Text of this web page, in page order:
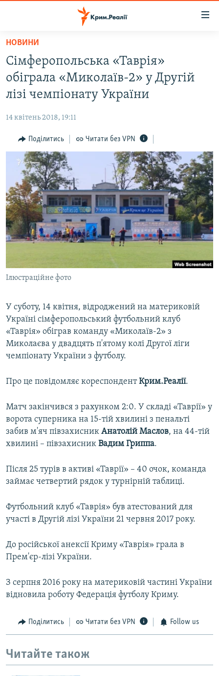
Перейти
основного
матеріалу
Перейти
до
основної
Перейти
до
пошуку
НОВИНИ
ВОДА.КРИМ
ВІДЕО ТА ФОТО
БЛОГИ
ПОГЛЯД
ІНТЕРВ'Ю
ВСЕ ЗА ДЕНЬ
СПЕЦПРОЕКТИ
ДЕПОРТАЦІЯ
ВІДЕОУРОКИ «ELIFBE»
ІНФОГРАФІКА
ЯК ОБІЙТИ БЛОКУВАННЯ
Русский
ДОЛУЧАЙСЯ!
Усі сайти RFE/RL
НОВИНИ
Сімферопольська «Таврія»
обіграла «Миколаїв-2» у Другій
лізі чемпіонату України
14 квітень 2018, 19:11
Поділитись Читати без VPN
Ілюстраційне фото
У суботу, 14 квітня, відроджений на материковій
Україні сімферопольський футбольний клуб
«Таврія» обіграв команду «Миколаїв-2» з
Миколаєва у двадцять п'ятому колі Другої ліги
чемпіонату України з футболу.
Про це повідомляє кореспондентКрим.Реалії.
Матч закінчився з рахунком 2:0. У складі «Таврії» у
ворота суперника на 15-тій хвилині з пенальті
забив м'яч півзахисник Анатолій Маслов, на 44-тій
хвилині – півзахисник Вадим Гриппа.
Після 25 турів в активі «Таврії» – 40 очок, команда
займає четвертий рядок у турнірній таблиці.
Футбольний клуб «Таврія» був атестований для
участі в Другій лізі України 21 червня 2017 року.
До російської анексії Криму «Таврія» грала в
Прем'єр-лізі України.
З серпня 2016 року на материковій частині України
відновила роботу Федерація футболу Криму.
Поділитись Читати без VPN Follow us
Читайте також